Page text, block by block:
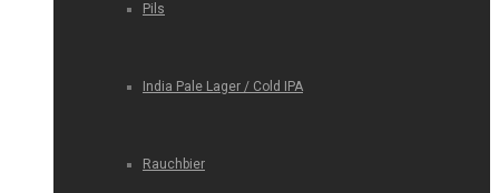
Pils
India Pale Lager / Cold IPA
Rauchbier